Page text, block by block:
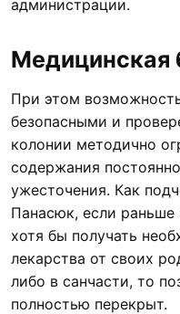
администрации.
Медицинская
При этом
безопасными и
колонии методично
содержания
ужесточения. Как
Панасюк, если
хотя бы получать
лекарства от своих
либо в санчасти, то
полностью перекрыт.